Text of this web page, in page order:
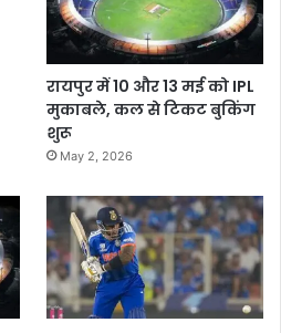
रायपुर में 10 और 13 मई को IPL
मुकाबले, कल से टिकट बुकिंग
शुरू
May 2, 2026